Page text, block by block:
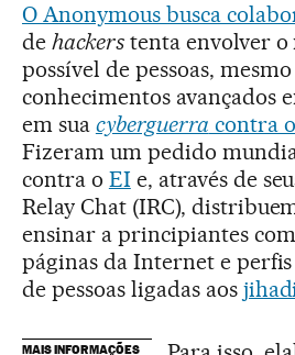
O Anonymous busca
de hackerstenta envolver
possível de pessoas,
conhecimentos avançados
em sua cyberguerra contra
Fizeram um pedido
contra o EI e, através de
Relay Chat (IRC),
ensinar a principiantes
páginas da Internet e perfis
de pessoas ligadas aos
MAIS INFORMAÇÕES